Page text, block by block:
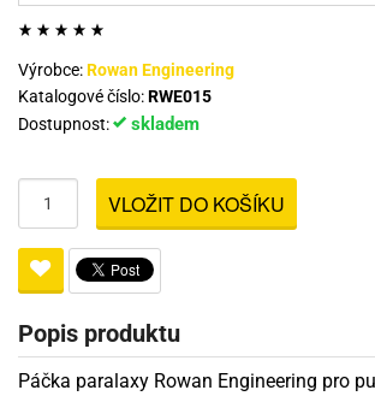
Výrobce:Rowan Engineering
Katalogové číslo:RWE015
Dostupnost:
skladem
VLOŽIT DO KOŠÍKU
Popis produktu
Páčka paralaxy Rowan Engineering pro